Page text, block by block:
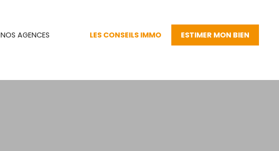
NOS AGENCES LES CONSEILS IMMO ESTIMER MON BIEN